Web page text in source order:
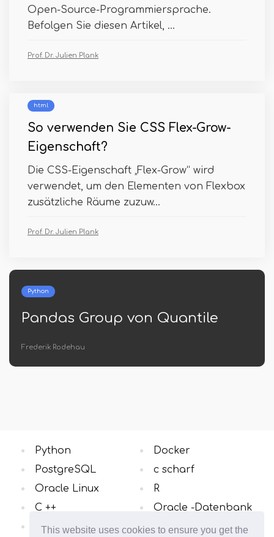
This website uses cookies to ensure you get the
Open-Source-Programmiersprache.
Befolgen Sie diesen Artikel, ...
Prof. Dr. Julien Plank
html
So verwenden Sie CSS Flex-Grow-
Eigenschaft?
Die CSS-Eigenschaft „Flex-Grow“ wird
verwendet, um den Elementen von Flexbox
zusätzliche Räume zuzuw...
Prof. Dr. Julien Plank
Python
Pandas Group von Quantile
Frederik Rodehau
Python
PostgreSQL
Oracle Linux
C ++
Windows OS
Docker
c scharf
R
Oracle -Datenbank
Alle Kategorien